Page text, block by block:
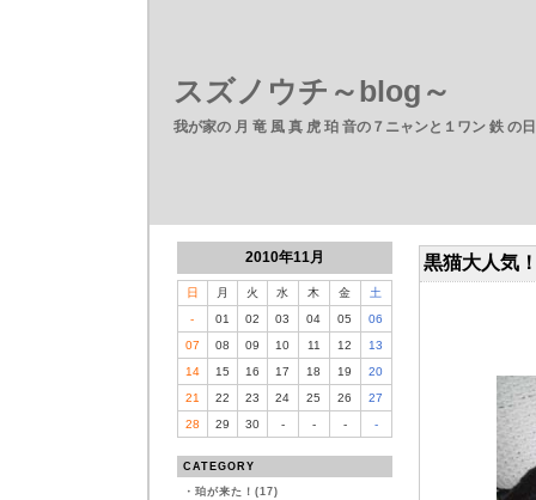
スズノウチ～blog～
我が家の 月 竜 風 真 虎 珀 音の７ニャンと１ワン 鉄 の
2010年11月
日 月 火 水 木 金
土
-
01 02 03 04 05
06
07
08 09 10 11 12
13
14
15 16 17 18 19
20
21
22 23 24 25 26
27
28
29 30 - - - -
CATEGORY
・ 珀が来た！(17)
黒猫大人気